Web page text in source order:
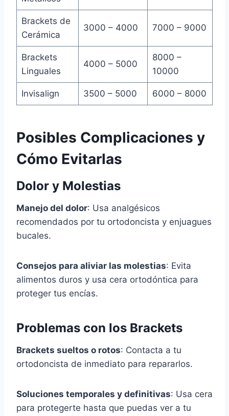
Brackets de
Cerámica
3000 – 4000 7000 – 9000
Brackets
Linguales
4000 – 5000
8000 –
10000
Invisalign 3500 – 5000 6000 – 8000
Posibles Complicaciones y
Cómo Evitarlas
Dolor y Molestias
Manejo del dolor: Usa analgésicos
recomendados por tu ortodoncista y enjuagues
bucales.
Consejos para aliviar las molestias: Evita
alimentos duros y usa cera ortodóntica para
proteger tus encías.
Problemas con los Brackets
Brackets sueltos o rotos: Contacta a tu
ortodoncista de inmediato para repararlos.
Soluciones temporales y definitivas: Usa cera
para protegerte hasta que puedas ver a tu